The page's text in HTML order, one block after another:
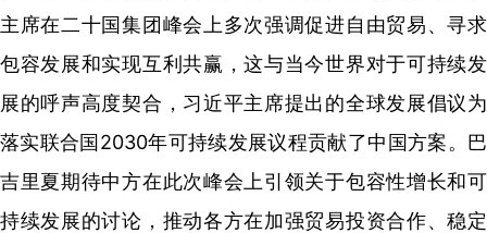
主席在二十国集团峰会上多次强调促进自由贸易、寻求
包容发展和实现互利共赢，这与当今世界对于可持续发
展的呼声高度契合，习近平主席提出的全球发展倡议为
落实联合国2030年可持续发展议程贡献了中国方案。巴
吉里夏期待中方在此次峰会上引领关于包容性增长和可
持续发展的讨论，推动各方在加强贸易投资合作、稳定